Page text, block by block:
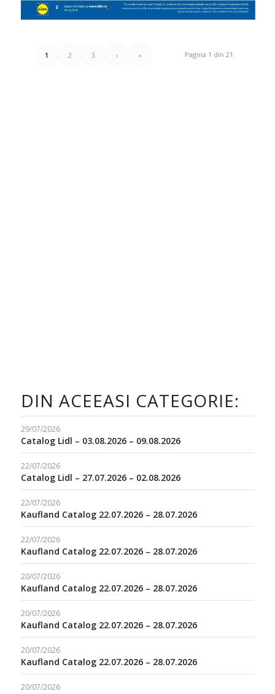
Pagina 1 din 21
1 2 3 › »
DIN ACEEASI CATEGORIE:
29/07/2026
Catalog Lidl – 03.08.2026 – 09.08.2026
22/07/2026
Catalog Lidl – 27.07.2026 – 02.08.2026
22/07/2026
Kaufland Catalog 22.07.2026 – 28.07.2026
22/07/2026
Kaufland Catalog 22.07.2026 – 28.07.2026
20/07/2026
Kaufland Catalog 22.07.2026 – 28.07.2026
20/07/2026
Kaufland Catalog 22.07.2026 – 28.07.2026
20/07/2026
Kaufland Catalog 22.07.2026 – 28.07.2026
20/07/2026